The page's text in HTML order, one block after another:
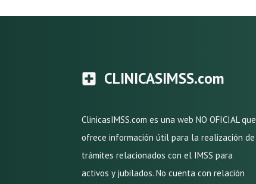
CLINICASIMSS.com
ClinicasIMSS.com es una web NO OFICIAL que
ofrece información útil para la realización de
trámites relacionados con el IMSS para
activos y jubilados. No cuenta con relación